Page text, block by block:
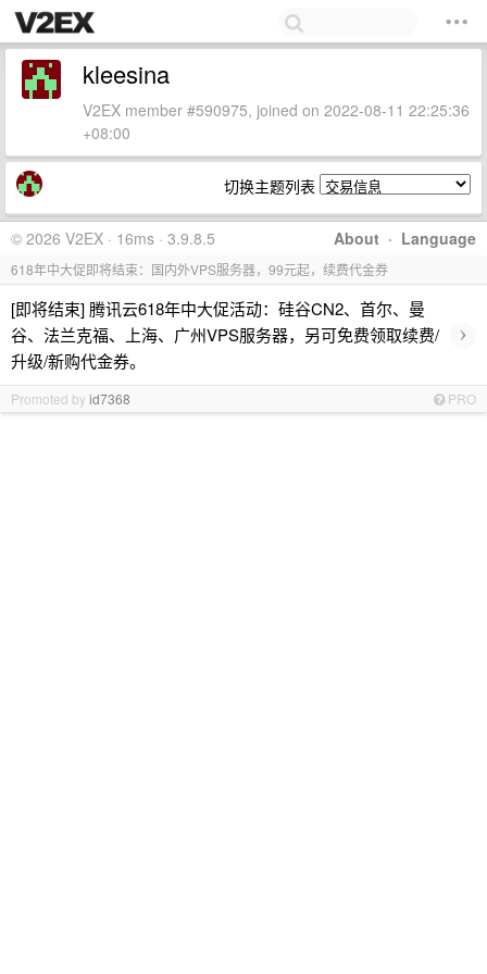
kleesina
V2EX member #590975, joined on 2022-08-11 22:25:36
+08:00
切换主题列表
About · Language
© 2026 V2EX · 16ms · 3.9.8.5
618年中大促即将结束：国内外VPS服务器，99元起，续费代金券
[即将结束] 腾讯云618年中大促活动：硅谷CN2、首尔、曼
谷、法兰克福、上海、广州VPS服务器，另可免费领取续费/
升级/新购代金券。
›
Promoted byid7368 PRO